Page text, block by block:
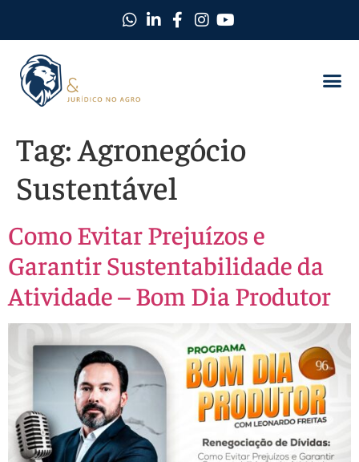
Tag:Agronegócio
Sustentável
Como Evitar Prejuízos e
Garantir Sustentabilidade da
Atividade – Bom Dia Produtor